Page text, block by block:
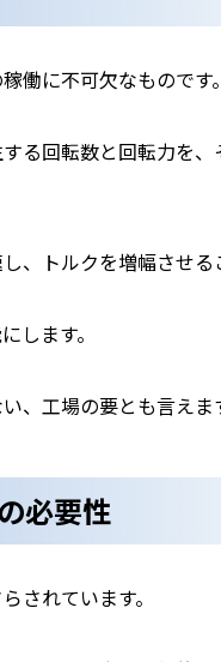
働に不可欠なものです。
る回転数と回転力を
、トルクを増幅させる
します。
、工場の要とも言えま
必要性
されています。